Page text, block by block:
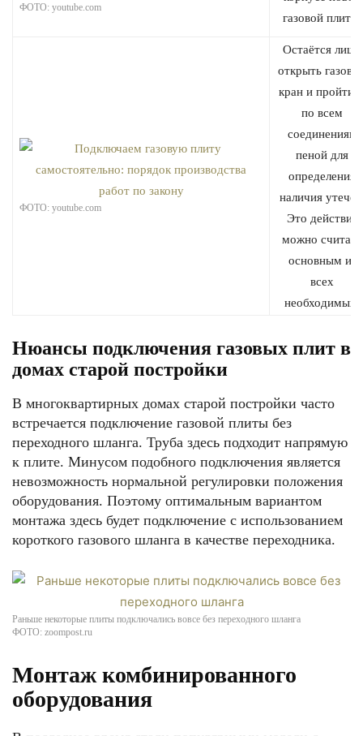
ФОТО: youtube.com
газовой плиты.
ФОТО: youtube.com
Остаётся лишь
открыть
кран и
по всем
соединениям
пеной для
определения
наличия
Это действие
можно считать
основным из
всех
необходимых.
Нюансы подключения газовых плит в
домах старой постройки
В многоквартирных домах старой постройки часто
встречается подключение газовой плиты без
переходного шланга. Труба здесь подходит напрямую
к плите. Минусом подобного подключения является
невозможность нормальной регулировки положения
оборудования. Поэтому оптимальным вариантом
монтажа здесь будет подключение с использованием
короткого газового шланга в качестве переходника.
Раньше некоторые плиты подключались вовсе без переходного шланга
ФОТО: zoompost.ru
Монтаж комбинированного
оборудования